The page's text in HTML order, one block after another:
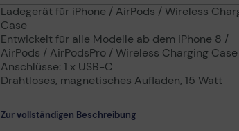
Ladegerät für iPhone / AirPods / Wireless
Case
Entwickelt für alle Modelle ab dem iPhone 8 /
AirPods / AirPodsPro / Wireless Charging Case
Anschlüsse: 1 x USB-C
Drahtloses, magnetisches Aufladen, 15 Watt
Zur vollständigen Beschreibung